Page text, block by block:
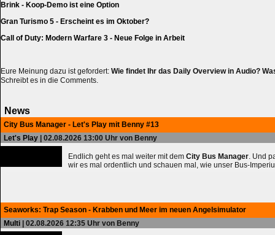
Brink - Koop-Demo ist eine Option
Gran Turismo 5 - Erscheint es im Oktober?
Call of Duty: Modern Warfare 3 - Neue Folge in Arbeit
Eure Meinung dazu ist gefordert: Wie findet Ihr das Daily Overview in Audio?
Schreibt es in die Comments.
News
City Bus Manager - Let's Play mit Benny #13
Let's Play | 02.08.2026 13:00 Uhr von Benny
Endlich geht es mal weiter mit dem City Bus Manager. Und
wir es mal ordentlich und schauen mal, wie unser Bus-
Seaworks: Trap Season - Krabben und Meer im neuen Angelsimulator
Multi | 02.08.2026 12:35 Uhr von Benny